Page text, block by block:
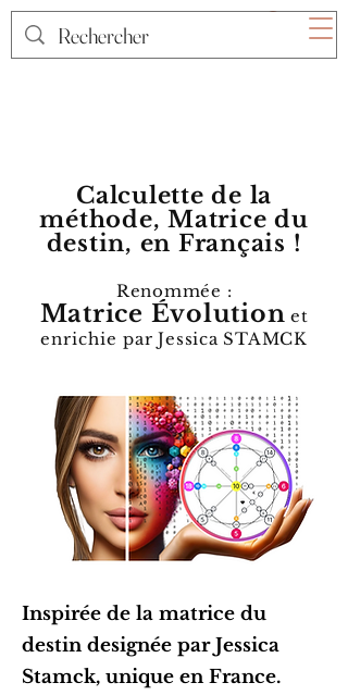
Calculette de la
méthode, Matrice du
destin, en Français !
Renommée :
Matrice Évolution et
enrichie par Jessica STAMCK
Inspirée de la matrice du
destin designée par Jessica
Stamck, unique en France.